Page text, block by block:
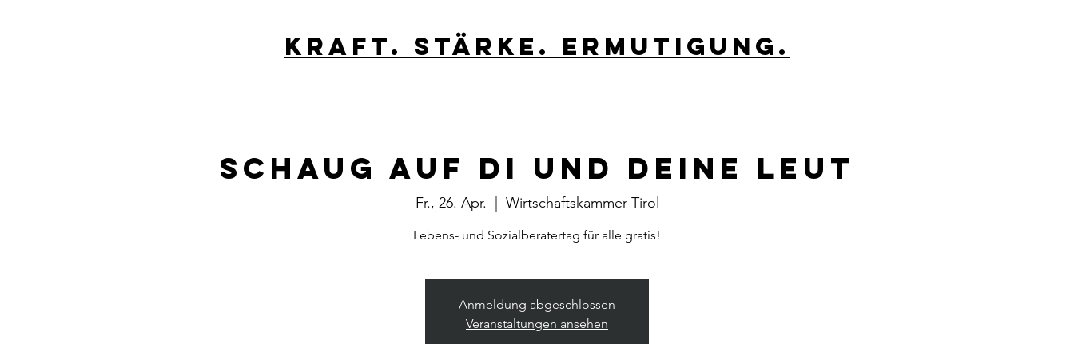
kraft. stärke. Ermutigung.
Schaug auf di und deine Leut
Fr., 26. Apr. Wirtschaftskammer Tirol
Lebens- und Sozialberatertag für alle gratis!
Anmeldung abgeschlossen
Veranstaltungen ansehen